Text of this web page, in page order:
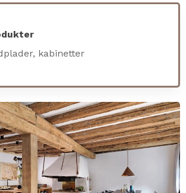
kabinetter